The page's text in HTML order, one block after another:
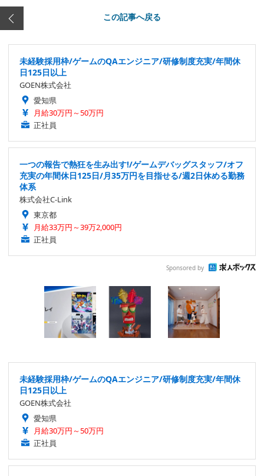
この記事へ戻る
未経験採用枠/ゲームのQAエンジニア/研修制度充実/年間休
日125日以上
GOEN株式会社
愛知県
月給30万円～50万円
正社員
一つの報告で熱狂を生み出す!/ゲームデバッグスタッフ/オフ
充実の年間休日125日/月35万円を目指せる/週2日休める勤務
体系
株式会社C-Link
東京都
月給33万円～39万2,000円
正社員
Sponsored by
未経験採用枠/ゲームのQAエンジニア/研修制度充実/年間休
日125日以上
GOEN株式会社
愛知県
月給30万円～50万円
正社員